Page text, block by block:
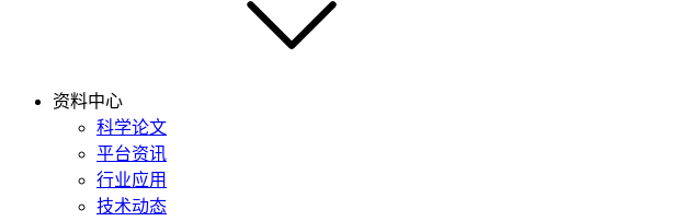
资料中心
科学论文
平台资讯
行业应用
技术动态